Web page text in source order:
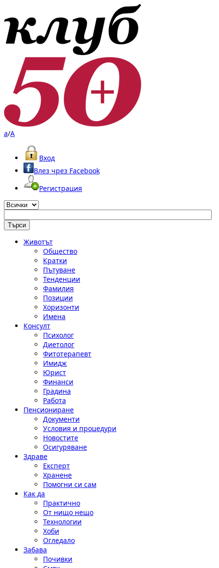
a/A
Вход
Влез чрез Facebook
Регистрация
Животът
Общество
Кратки
Пътуване
Тенденции
Фамилия
Позиции
Хоризонти
Имена
Консулт
Психолог
Диетолог
Фитотерапевт
Имидж
Юрист
Финанси
Градина
Работа
Пенсиониране
Документи
Условия и процедури
Новостите
Осигуряване
Здраве
Експерт
Хранене
Помогни си сам
Как да
Практично
От нищо нещо
Технологии
Хоби
Огледало
Забава
Почивки